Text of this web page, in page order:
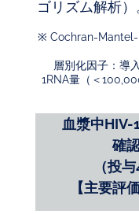
ゴリズム解析）
※ Cochran-Mantel-
層別化因子：導
1RNA量（＜
血漿中
確
（投
【主要評